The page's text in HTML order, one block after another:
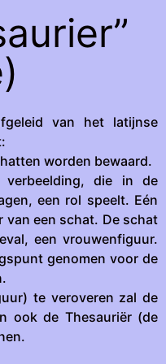
van het latijnse
worden bewaard.
die in de
een rol speelt. Eén
van een schat. De schat
een vrouwenfiguur.
genomen voor de
te veroveren zal de
ook de Thesauriër (de